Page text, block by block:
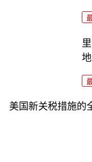
美国新关税措施的